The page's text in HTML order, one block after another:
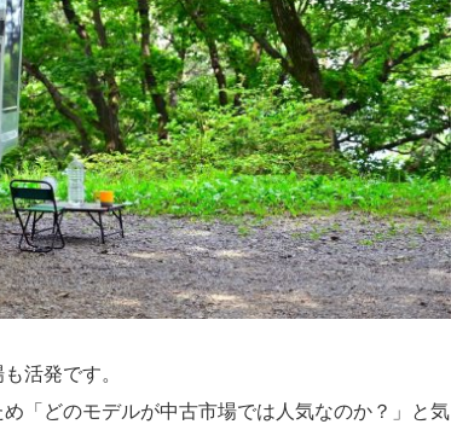
活発です。
「どのモデルが中古市場では人気なのか？」と気